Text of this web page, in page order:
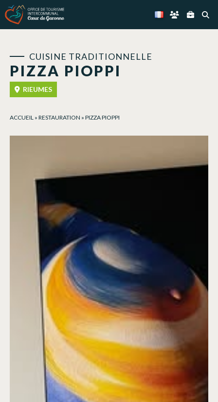
PIZZA PIOPPI
CUISINE TRADITIONNELLE
RIEUMES
ACCUEIL » RESTAURATION » PIZZA PIOPPI
Panneau de gestion des cookies